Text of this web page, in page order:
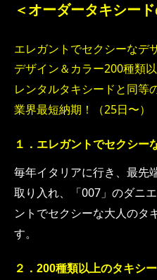
＜オーダータキシー
エレガントでセクシーなデ
デザイン＆カラー200種類
レンタルタキシードと同等
業界最短納期！（25日〜）
１．エレガントでセクシー
毎年イタリアに行き、最先
取り入れ、「007」のダニ
ントでセクシーな大人のタ
す。
２．200種類以上のタキシ